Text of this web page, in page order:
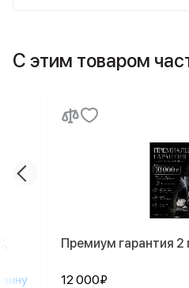
С этим товаром
Премиум гарантия 2
12 000₽